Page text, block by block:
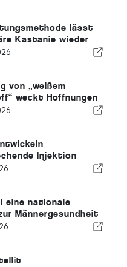
lässt
Kastanie wieder
von „weißem
weckt Hoffnungen
Energie
Injektion
eine nationale
Männergesundheit
sich gegen